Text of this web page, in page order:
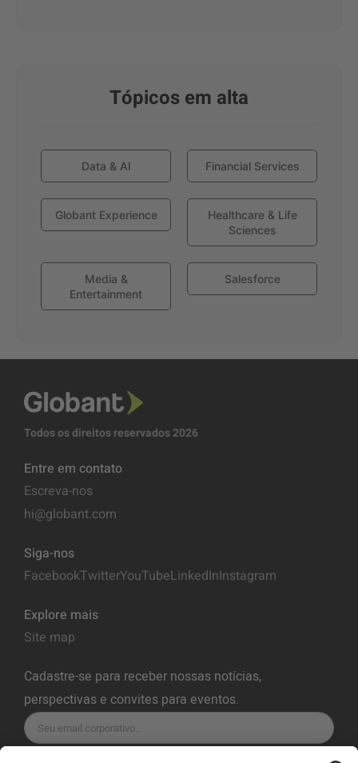
Tópicos em alta
Data & AI Financial Services
Globant Experience
Healthcare & Life
Sciences
Media &
Entertainment
Salesforce
Todos os direitos reservados 2026
Entre em contato
Escreva-nos
hi@globant.com
Siga-nos
FacebookTwitterYouTubeLinkedInInstagram
Explore mais
Site map
Cadastre-se para receber nossas notícias,
perspectivas e convites para eventos.